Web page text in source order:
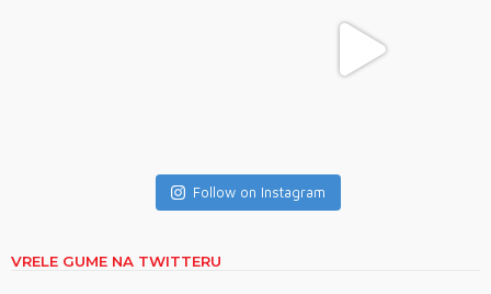
Follow on Instagram
VRELE GUME NA TWITTERU